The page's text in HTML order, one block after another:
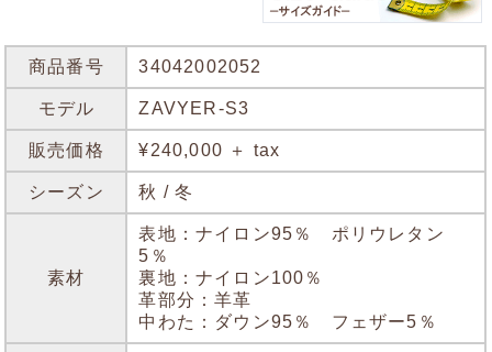
商品番号 34042002052
モデル ZAVYER-S3
販売価格 ¥240,000 ＋ tax
シーズン 秋 / 冬
素材
表地：ナイロン95％ ポリウレタン
5％
裏地：ナイロン100％
革部分：羊革
中わた：ダウン95％ フェザー5％